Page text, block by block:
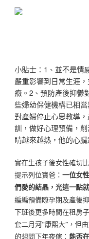
小貼士：1、並不是情
嚴重影響到日常生涯
癥。2、預防產後抑鬱
些婦幼保健機構已相
對產婦停止心思教導
訓，做好心理預備，削
睛越來越熱，他的心臟
實在生孩子後女性確切
提示列位寶爸： 一位女
們愛的結晶，光這一點
編編預備瞭孕期及產後
下班後更多時間在租房
套二月河“康熙大”，但
的想問下年夜傢： 能否